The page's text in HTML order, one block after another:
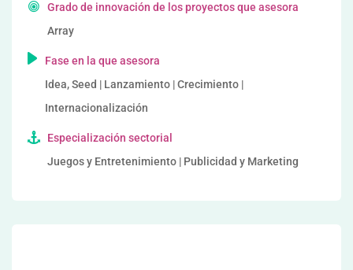
Grado de innovación de los proyectos que asesora
Array
Fase en la que asesora
Idea, Seed | Lanzamiento | Crecimiento |
Internacionalización
Especialización sectorial
Juegos y Entretenimiento | Publicidad y Marketing